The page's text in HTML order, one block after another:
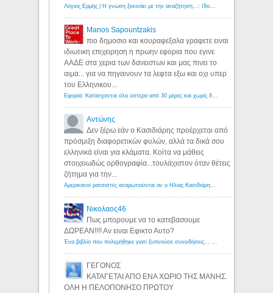
Manos Sapountzakis
πιο δημοσιο και κουραφεξαλα γραφετε ειναι
ιδιωτικη επιχειρηση η πρωην εφορια που εγινε
ΑΑΔΕ στα χερια των δανειστων και μας πινει το
αιμα... για να πηγαινουν τα λεφτα εξω και οχι υπερ
του Ελληνικου...
Αντώνης
Δεν ξέρω εάν ο Κασιδιάρης προέρχεται από
πρόσμιξη διαφορετικών φυλών, αλλά τα δικά σου
ελληνικά είναι για κλάματα. Κοίτα να μάθεις
στοιχειωδώς ορθογραφία...τουλάχιστον όταν θέτεις
ζήτημα για την...
Νικολαος46
Πως μπορουμε να το κατεβασουμε
ΔΩΡΕΑΝ!!!! Αν ειναι Εφικτο Αυτο?
ΓΕΓΟΝΟΣ
ΚΑΤΑΓΕΤΑΙ ΑΠΟ ΕΝΑ ΧΩΡΙΟ ΤΗΣ ΜΑΝΗΣ.
ΟΛΗ Η ΠΕΛΟΠΟΝΗΣΟ ΠΡΩΤΟΥ